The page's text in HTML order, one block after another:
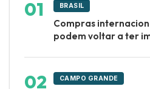
BRASIL
Compras
podem voltar a ter
CAMPO GRANDE